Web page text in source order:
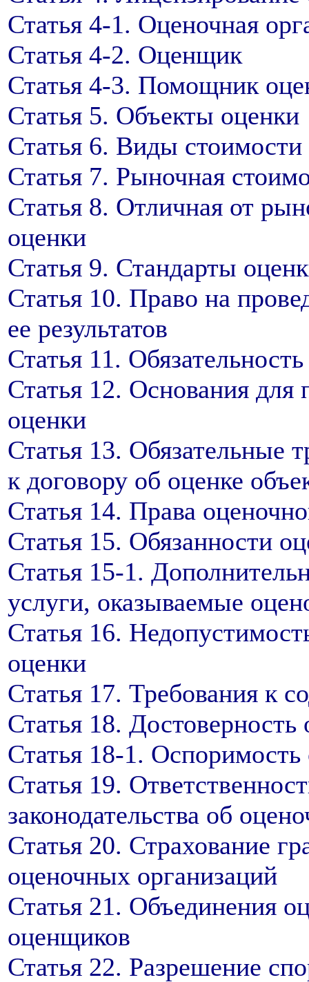
Статья 4-1. Оценочная
Статья 4-2. Оценщик
Статья 4-3. Помощник
Статья 5. Объекты оценки
Статья 6. Виды стоимости
Статья 7. Рыночная
Статья 8. Отличная от
оценки
Статья 9. Стандарты
Статья 10. Право на
ее результатов
Статья 11.
Статья 12. Основания для
оценки
Статья 13. Обязательные
к договору об оценке
Статья 14. Права
Статья 15. Обязанности
Статья 15-1.
услуги, оказываемые
Статья 16.
оценки
Статья 17. Требования к
Статья 18. Достоверность
Статья 18-1. Оспоримость
Статья 19.
законодательства об
Статья 20. Страхование
оценочных организаций
Статья 21. Объединения
оценщиков
Статья 22. Разрешение